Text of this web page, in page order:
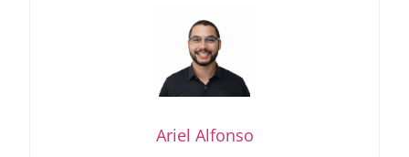
Ariel Alfonso